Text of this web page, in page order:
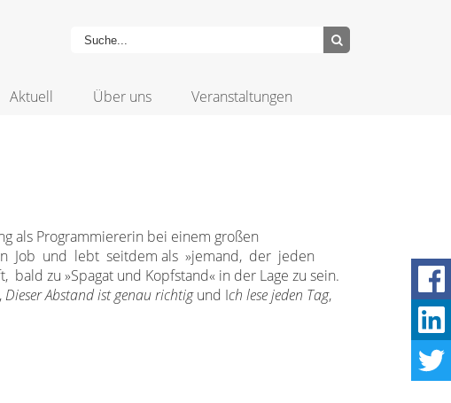
Aktuell Über uns Veranstaltungen
als Programmiererin bei einem großen
Job und lebt seitdem als »jemand, der jeden
zu »Spagat und Kopfstand« in der Lage zu sein.
, Dieser Abstand ist genau richtigund Ich lese jeden Tag,